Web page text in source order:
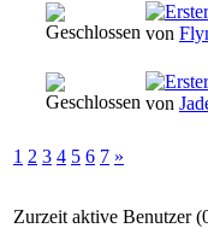
von
von
1 2 3 4 5 6 7 »
Zurzeit aktive Benutzer